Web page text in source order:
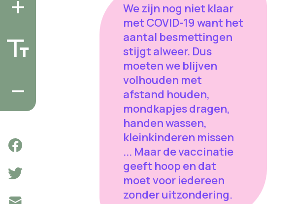
We zijn nog niet klaar
met COVID-19 want het
aantal besmettingen
stijgt alweer. Dus
moeten we blijven
volhouden met
afstand houden,
mondkapjes dragen,
handen wassen,
kleinkinderen missen
... Maar de vaccinatie
geeft hoop en dat
moet voor iedereen
zonder uitzondering.